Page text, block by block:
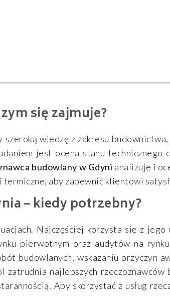
się zajmuje?
wiedzę z zakresu
jest ocena stanu technicznego
budowlany w Gdyni analizuje i
aby zapewnić klientowi
– kiedy potrzebny?
Najczęściej korzysta się z jego
pierwotnym oraz audytów na
budowlanych, wskazaniu przyczyn
najlepszych rzeczoznawców
Aby skorzystać z usług